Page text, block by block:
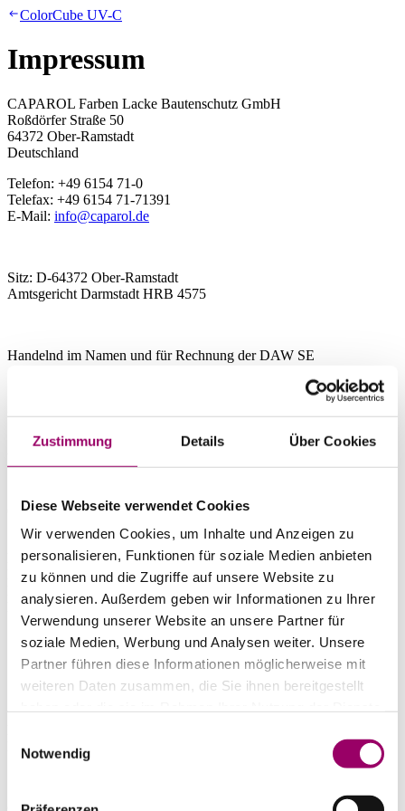
Zustimmung Details Über Cookies
Diese Webseite verwendet Cookies
Wir verwenden Cookies, um Inhalte und Anzeigen zu
personalisieren, Funktionen für soziale Medien anbieten
zu können und die Zugriffe auf unsere Website zu
analysieren. Außerdem geben wir Informationen zu Ihrer
Verwendung unserer Website an unsere Partner für
soziale Medien, Werbung und Analysen weiter. Unsere
Partner führen diese Informationen möglicherweise mit
weiteren Daten zusammen, die Sie ihnen bereitgestellt
Notwendig
ColorCube UV-C
Impressum
CAPAROL Farben Lacke Bautenschutz GmbH
Roßdörfer Straße 50
64372 Ober-Ramstadt
Deutschland
Telefon: +49 6154 71-0
Telefax: +49 6154 71-71391
E-Mail: info@caparol.de
Sitz: D-64372 Ober-Ramstadt
Amtsgericht Darmstadt HRB 4575
Handelnd im Namen und für Rechnung der DAW SE
USt-IdNr. DE 111 673 732
Sitz: D-64372 Ober-Ramstadt
Amtsgericht Darmstadt HRB 88725
Geschäftsführende Direktoren:
Steffen Heiko Fischer (COO)
Klaus Kulke (CFO)
Dr. Jörg Leuninger (CIPO)
Dr. Ralf Murjahn (CEO)
Heiko Siegmund (CSCO)
Digitales Marketing
© 1999-2026 DAW SE. Alle Rechte vorbehalten.